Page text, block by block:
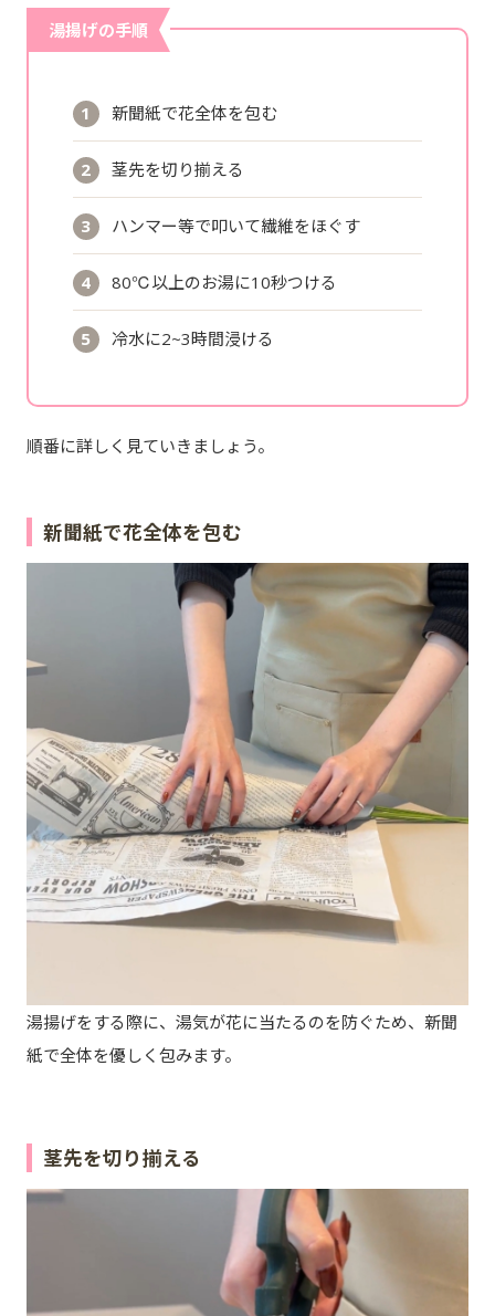
湯揚げの手順
新聞紙で花全体を包む
茎先を切り揃える
ハンマー等で叩いて繊維をほぐす
80℃以上のお湯に10秒つける
冷水に2~3時間浸ける
順番に詳しく見ていきましょう。
新聞紙で花全体を包む
湯揚げをする際に、湯気が花に当たるのを防ぐため、新聞
紙で全体を優しく包みます。
茎先を切り揃える